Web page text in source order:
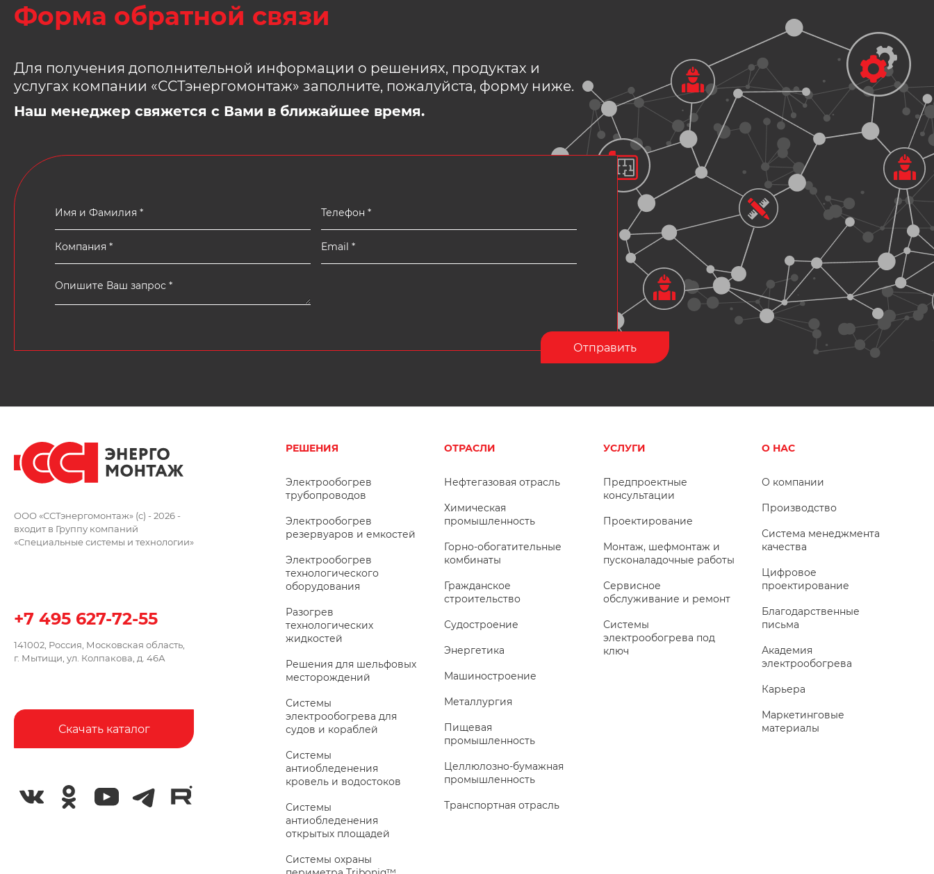
Форма обратной связи
Для получения дополнительной информации о решениях, продуктах и
услугах компании «ССТэнергомонтаж» заполните, пожалуйста, форму ниже.
Наш менеджер свяжется с Вами в ближайшее время.
ООО «ССТэнергомонтаж» (c) - 2026 -
входит в Группу компаний
«Специальные системы и технологии»
+7 495 627-72-55
141002, Россия, Московская область,
г. Мытищи, ул. Колпакова, д. 46А
Скачать каталог
РЕШЕНИЯ
Электрообогрев
трубопроводов
Электрообогрев
резервуаров и емкостей
Электрообогрев
технологического
оборудования
Разогрев
технологических
жидкостей
Решения для шельфовых
месторождений
Системы
электрообогрева для
судов и кораблей
Системы
антиобледенения
кровель и водостоков
Системы
антиобледенения
открытых площадей
Системы охраны
ОТРАСЛИ
Нефтегазовая отрасль
Химическая
промышленность
Горно-обогатительные
комбинаты
Гражданское
строительство
Судостроение
Энергетика
Машиностроение
Металлургия
Пищевая
промышленность
Целлюлозно-бумажная
промышленность
Транспортная отрасль
УСЛУГИ
Предпроектные
консультации
Проектирование
Монтаж, шефмонтаж и
пусконаладочные работы
Сервисное
обслуживание и ремонт
Системы
электрообогрева под
ключ
О НАС
О компании
Производство
Система менеджмента
качества
Цифровое
проектирование
Благодарственные
письма
Академия
электрообогрева
Карьера
Маркетинговые
материалы